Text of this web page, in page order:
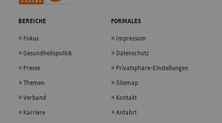
BEREICHE
Fokus
Gesundheitspolitik
Presse
Themen
Verband
Karriere
FORMALES
Impressum
Datenschutz
Privatsphäre-Einstellungen
Sitemap
Kontakt
Anfahrt